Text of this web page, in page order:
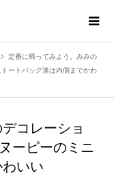
定番に帰ってみよう。みみの
ートバッグ達は内側までかわ
コレーショ
ーピーのミニ
いい